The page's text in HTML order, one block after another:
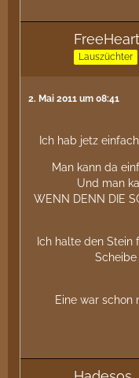
Lauszüchter
2. Mai 2011 um 08:41
Ich hab jetz
Man kann da
Und man
WENN DENN DIE
Ich halte den Stein
Scheibe
Eine war